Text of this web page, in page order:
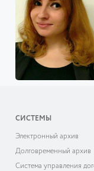
СИСТЕМЫ
Электронный архив
Долговременный архив
Система управления